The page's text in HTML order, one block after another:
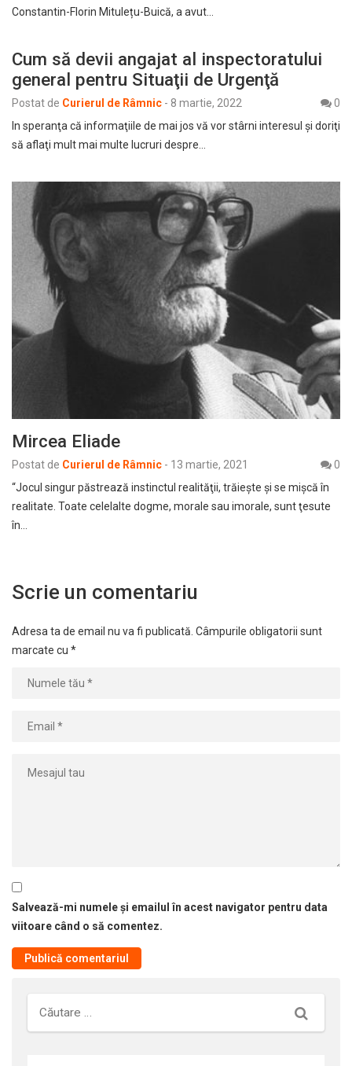
Constantin-Florin Mitulețu-Buică, a avut…
Cum să devii angajat al inspectoratului
general pentru Situaţii de Urgenţă
Postat de Curierul de Râmnic - 8 martie, 2022
0
In speranţa că informaţiile de mai jos vă vor stârni interesul şi doriţi
să aflaţi mult mai multe lucruri despre…
Mircea Eliade
Postat de Curierul de Râmnic - 13 martie, 2021
0
“Jocul singur păstrează instinctul realităţii, trăieşte şi se mişcă în
realitate. Toate celelalte dogme, morale sau imorale, sunt ţesute
în…
Scrie un comentariu
Adresa ta de email nu va fi publicată. Câmpurile obligatorii sunt
marcate cu *
Salvează-mi numele și emailul în acest navigator pentru data
viitoare când o să comentez.
Căutare